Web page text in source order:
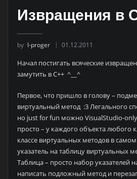
Извращения в
by l-proger 01.12.2011
Начал постигать всяческие
замутить в С++ ^__^
Первое, что пришло в голову –
виртуальный метод :3 Легального
но just for fun можно VisualStudio-only
просто – у каждого объекта любого
классе виртуальных методов в
указатель на таблицу виртуальных
Таблица – просто набор указателей
написать подложный метод и